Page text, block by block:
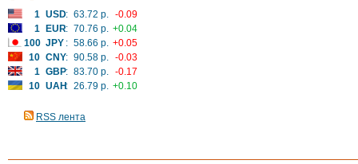
1 USD: 63.72 р. -0.09
1
EUR: 70.76 р. +0.04
100 JPY : 58.66 р. +0.05
10 CNY: 90.58 р. -0.03
1 GBP: 83.70 р. -0.17
10 UAH: 26.79 р. +0.10
RSS лента